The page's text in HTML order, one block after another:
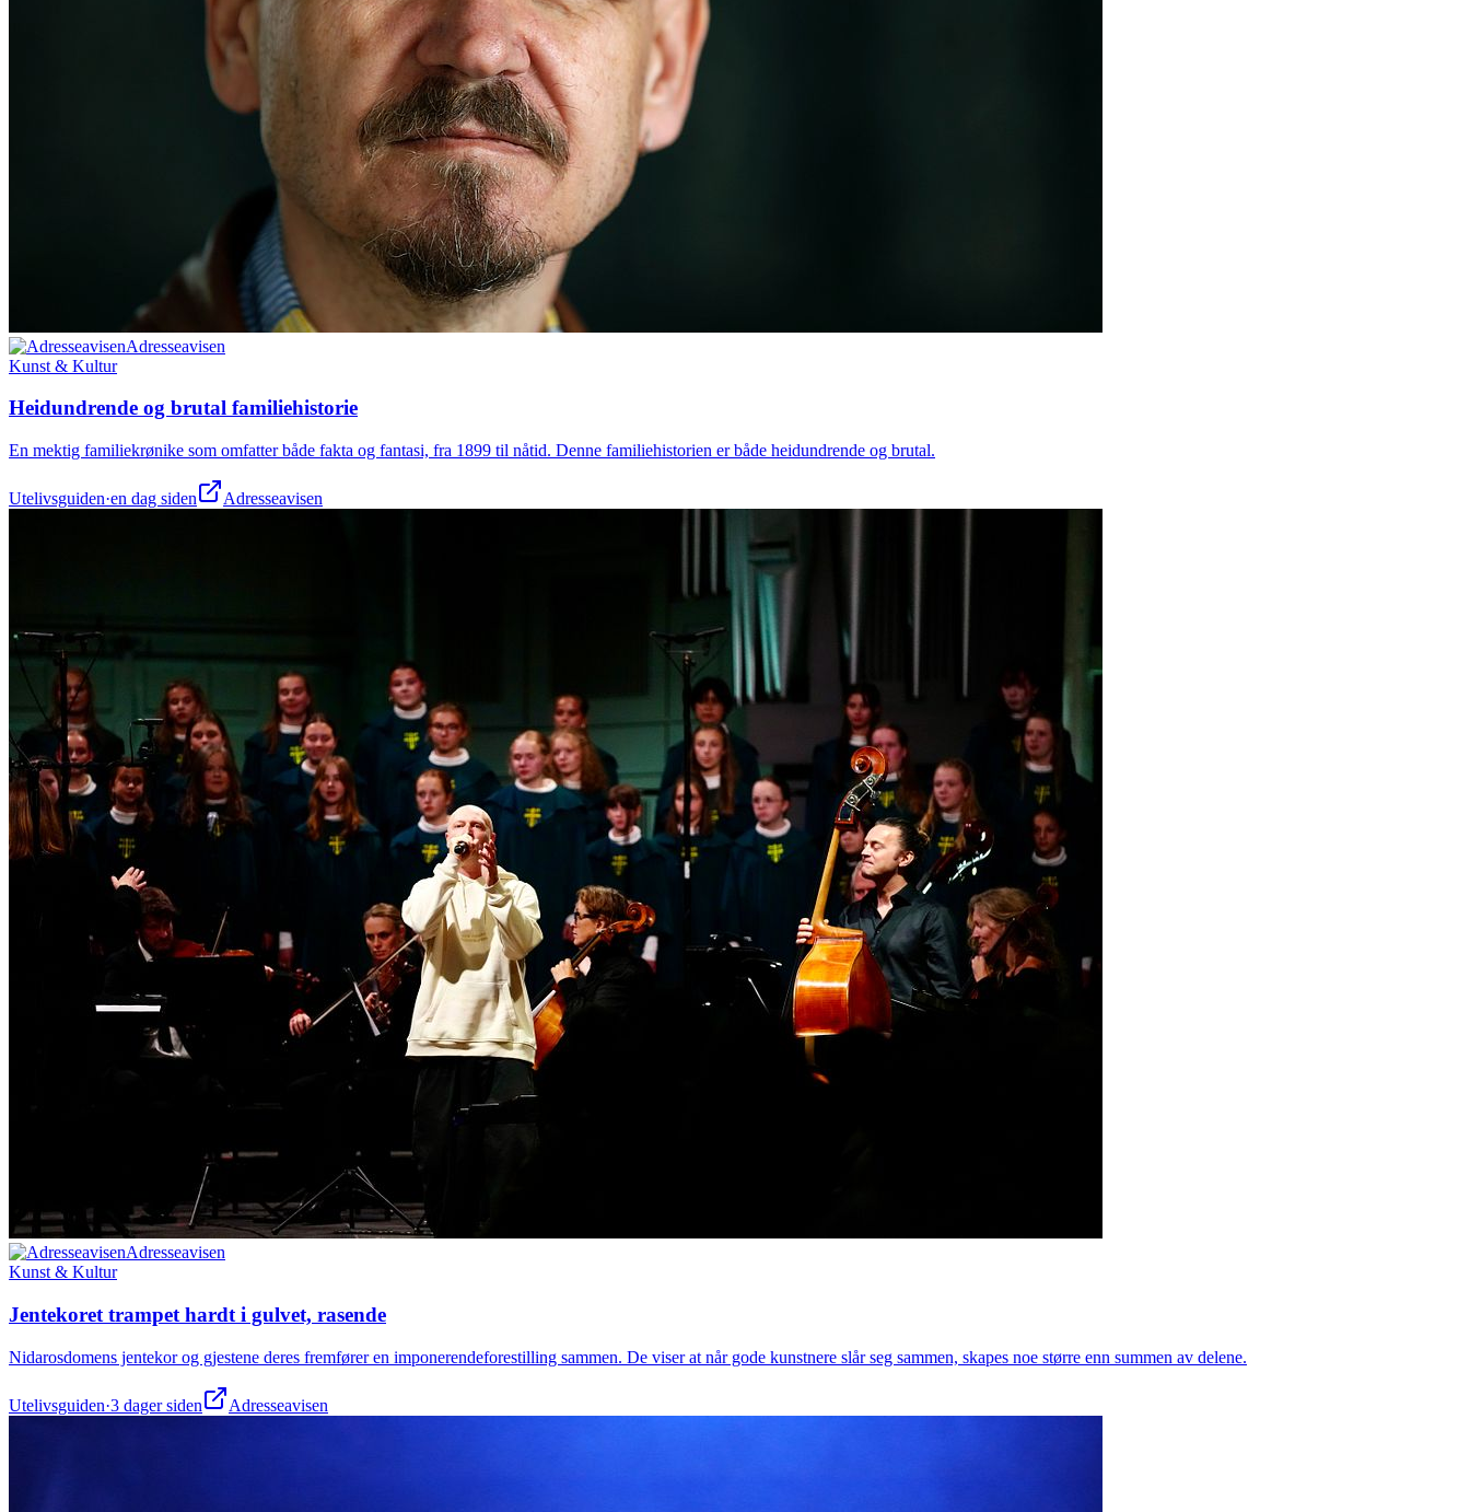
Adresseavisen
Kunst & Kultur
Heidundrende og brutal familiehistorie
En mektig familiekrønike som omfatter både fakta og fantasi, fra 1899 til nåtid. Denne familiehistorien er både heidundrende og brutal.
Utelivsguiden·en dag siden Adresseavisen
Adresseavisen
Kunst & Kultur
Jentekoret trampet hardt i gulvet, rasende
Nidarosdomens jentekor og gjestene deres fremfører en imponerendeforestilling sammen. De viser at når gode kunstnere slår seg sammen, skapes noe større enn summen av delene.
Utelivsguiden·3 dager siden Adresseavisen